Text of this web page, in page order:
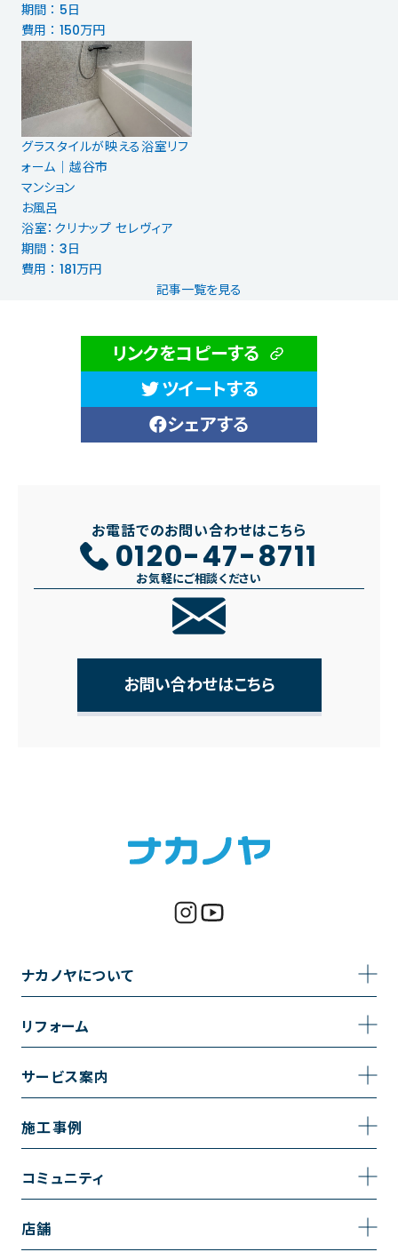
期間 ： 5日
費用 ： 150万円
グラスタイルが映える浴室リフ
ォーム│越谷市
マンション
お風呂
浴室：クリナップ セレヴィア
期間 ： 3日
費用 ： 181万円
記事一覧を見る
リンクをコピーする
ツイートする
シェアする
お電話でのお問い合わせはこちら
0120-47-8711
お気軽にご相談ください
お問い合わせはこちら
ナカノヤについて
事業内容
採用情報
リフォーム
トイレのリフォーム
キッチンのリフォーム
リノベーション
サービス案内
サービスの流れ
施工事例
施工事例一覧
コミュニティ
コミュニティ
店舗